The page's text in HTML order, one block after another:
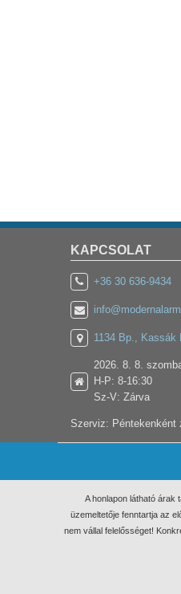
KAPCSOLAT
+36 30 636-9434
1134 Bp., Kassák
2026. 8. 8.
H-P: 8-16:30
Sz-V: Zárva
Szerviz: Péntekenként
A honlapon látható árak
üzemeltetője fenntartja az
nem vállal felelősséget!